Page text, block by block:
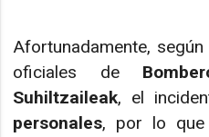
Afortunadamente,
oficiales de
Suhiltzaileak, el
personales, por lo que